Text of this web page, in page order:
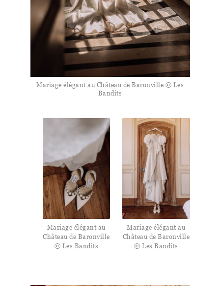
Mariage élégant au Château de Baronville © Les
Bandits
Mariage élégant au
Château de Baronville
© Les Bandits
Mariage élégant au
Château de Baronville
© Les Bandits